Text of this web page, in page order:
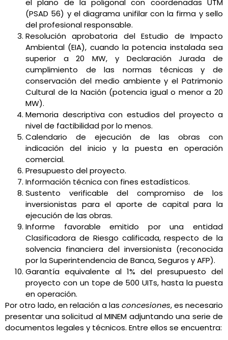
el plano de la poligonal con coordenadas UTM
(PSAD 56) y el diagrama unifilar con la firma y sello
del profesional responsable.
Resolución aprobatoria del Estudio de Impacto
Ambiental (EIA), cuando la potencia instalada sea
superior a 20 MW, y Declaración Jurada de
cumplimiento de las normas técnicas y de
conservación del medio ambiente y el Patrimonio
Cultural de la Nación (potencia igual o menor a 20
MW).
Memoria descriptiva con estudios del proyecto a
nivel de factibilidad por lo menos.
Calendario de ejecución de las obras con
indicación del inicio y la puesta en operación
comercial.
Presupuesto del proyecto.
Información técnica con fines estadísticos.
Sustento verificable del compromiso de los
inversionistas para el aporte de capital para la
ejecución de las obras.
Informe favorable emitido por una entidad
Clasificadora de Riesgo calificada, respecto de la
solvencia financiera del inversionista (reconocida
por la Superintendencia de Banca, Seguros y AFP).
Garantía equivalente al 1% del presupuesto del
proyecto con un tope de 500 UITs, hasta la puesta
en operación.
Por otro lado, en relación a las concesiones, es necesario
presentar una solicitud al MINEM adjuntando una serie de
documentos legales y técnicos. Entre ellos se encuentra: